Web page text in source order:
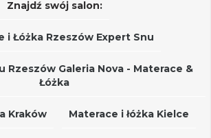
Znajdź swój salon:
i Łóżka Rzeszów Expert Snu
Rzeszów Galeria Nova - Materace &
Łóżka
Kraków Materace i łóżka Kielce